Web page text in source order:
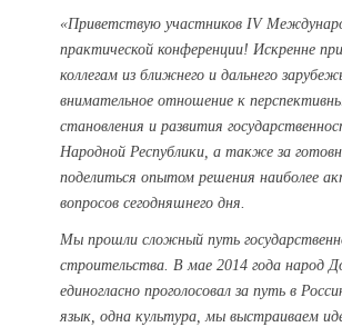
«Приветствую участников IV
практической конференции! Искренне
коллегам из ближнего и дальнего
внимательное отношение к
становления и развития
Народной Республики, а также за
поделиться опытом решения наиболее
вопросов сегодняшнего дня.
Мы прошли сложный путь
строительства. В мае 2014 года народ
единогласно проголосовал за путь в
язык, одна культура, мы выстраиваем